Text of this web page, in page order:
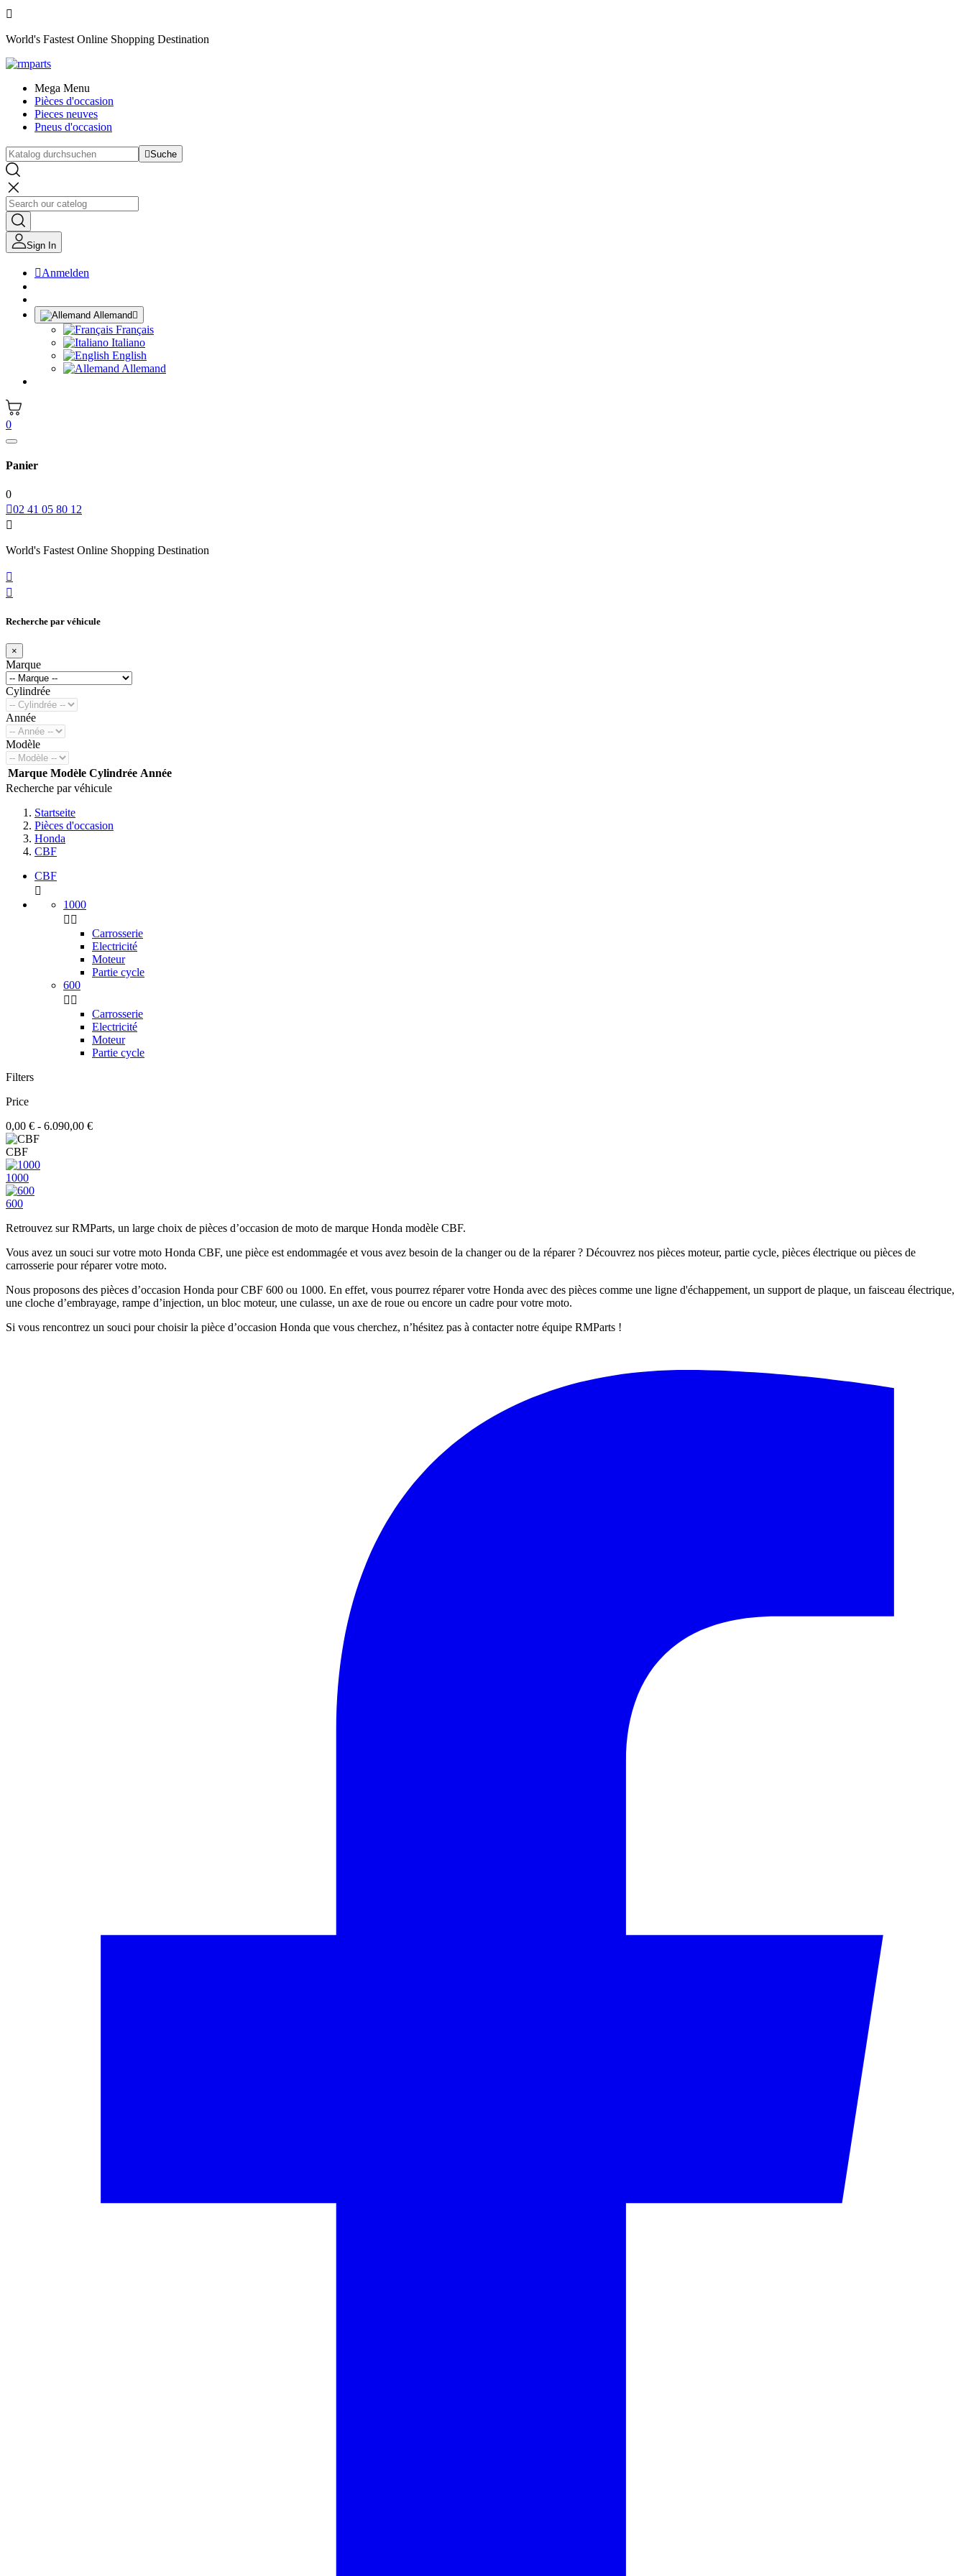

World's Fastest Online Shopping Destination
Mega Menu
Pièces d'occasion
Pieces neuves
Pneus d'occasion
Suche
Sign In
Anmelden
Allemand 
Français
Italiano
English
Allemand
0
Panier
0
02 41 05 80 12

World's Fastest Online Shopping Destination


Recherche par véhicule
×
Marque
Cylindrée
Année
Modèle
Marque Modèle Cylindrée Année
Recherche par véhicule
Startseite
Pièces d'occasion
Honda
CBF
CBF

1000
 
Carrosserie
Electricité
Moteur
Partie cycle
600
 
Carrosserie
Electricité
Moteur
Partie cycle
Filters
Price
0,00 € - 6.090,00 €
CBF
1000
600
Retrouvez sur RMParts, un large choix de pièces d’occasion de moto de marque Honda modèle CBF.
Vous avez un souci sur votre moto Honda CBF, une pièce est endommagée et vous avez besoin de la changer ou de la réparer ? Découvrez nos pièces moteur, partie cycle, pièces électrique ou pièces de
carrosserie pour réparer votre moto.
Nous proposons des pièces d’occasion Honda pour CBF 600 ou 1000. En effet, vous pourrez réparer votre Honda avec des pièces comme une ligne d'échappement, un support de plaque, un faisceau électrique,
une cloche d’embrayage, rampe d’injection, un bloc moteur, une culasse, un axe de roue ou encore un cadre pour votre moto.
Si vous rencontrez un souci pour choisir la pièce d’occasion Honda que vous cherchez, n’hésitez pas à contacter notre équipe RMParts !